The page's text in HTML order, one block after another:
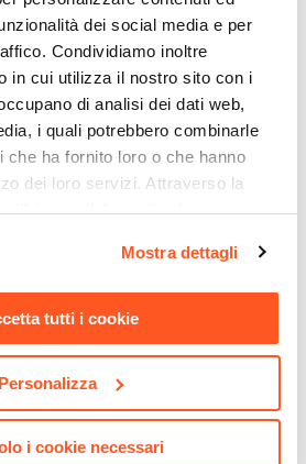
dei social media e per
Condividiamo inoltre
in cui utilizza il nostro sito con i
di analisi dei dati web,
i quali potrebbero combinarle
che ha fornito loro o che hanno
dei loro servizi. Attraverso la
è possibile gestire le proprie
informazioni si invita a leggere la
.
Mostra dettagli
tutti i cookie
Personalizza
i cookie necessari
Massima
Minima
CODICE:PUZZLE-RGM
€ 13,51